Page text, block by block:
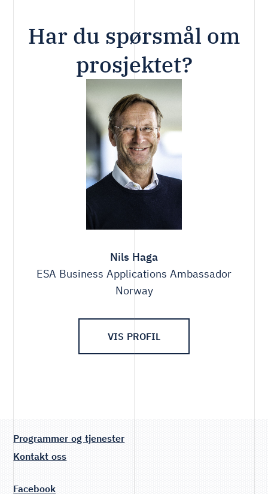
Har du spørsmål om
prosjektet?
Nils Haga
ESA Business Applications Ambassador
Norway
VIS PROFIL
Programmer og tjenester
Kontakt oss
Facebook